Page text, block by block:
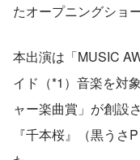
たオープニングショ
本出演は「MUSIC
イド（*1）音楽を対
ャー楽曲賞」が創設
『千本桜』（黒うさ